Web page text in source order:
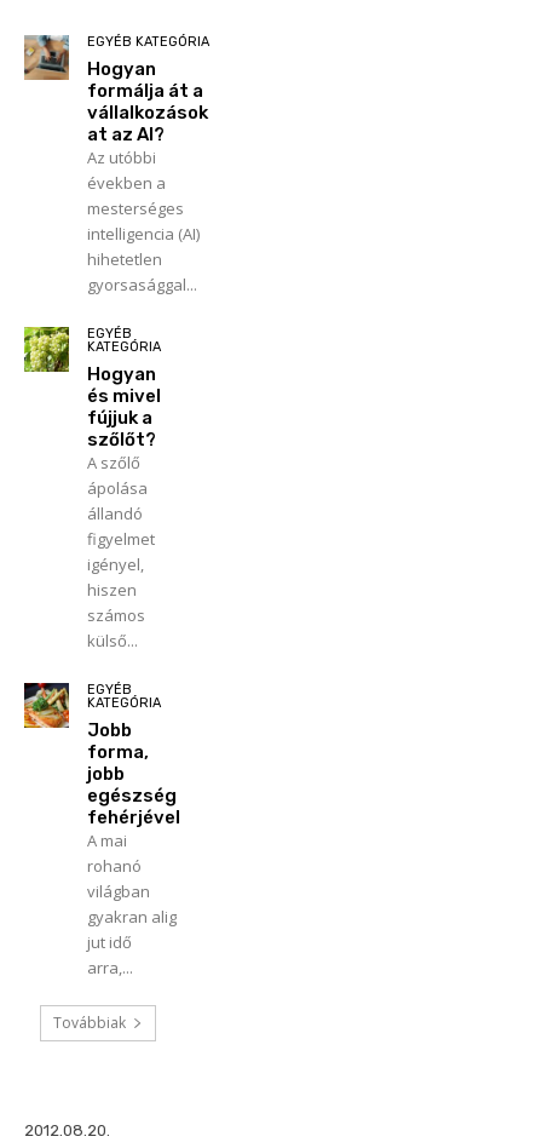
EGYÉB KATEGÓRIA
Hogyan
formálja át a
vállalkozások
at az AI?
Az utóbbi
években a
mesterséges
intelligencia (AI)
hihetetlen
gyorsasággal...
EGYÉB
KATEGÓRIA
Hogyan
és mivel
fújjuk a
szőlőt?
A szőlő
ápolása
állandó
figyelmet
igényel,
hiszen
számos
külső...
EGYÉB
KATEGÓRIA
Jobb
forma,
jobb
egészség
fehérjével
A mai
rohanó
világban
gyakran alig
jut idő
arra,...
Továbbiak
2012.08.20.